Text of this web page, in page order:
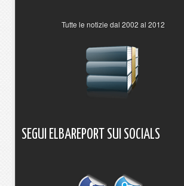
Tutte le notizie dal 2002 al 2012
SEGUI ELBAREPORT SUI SOCIALS